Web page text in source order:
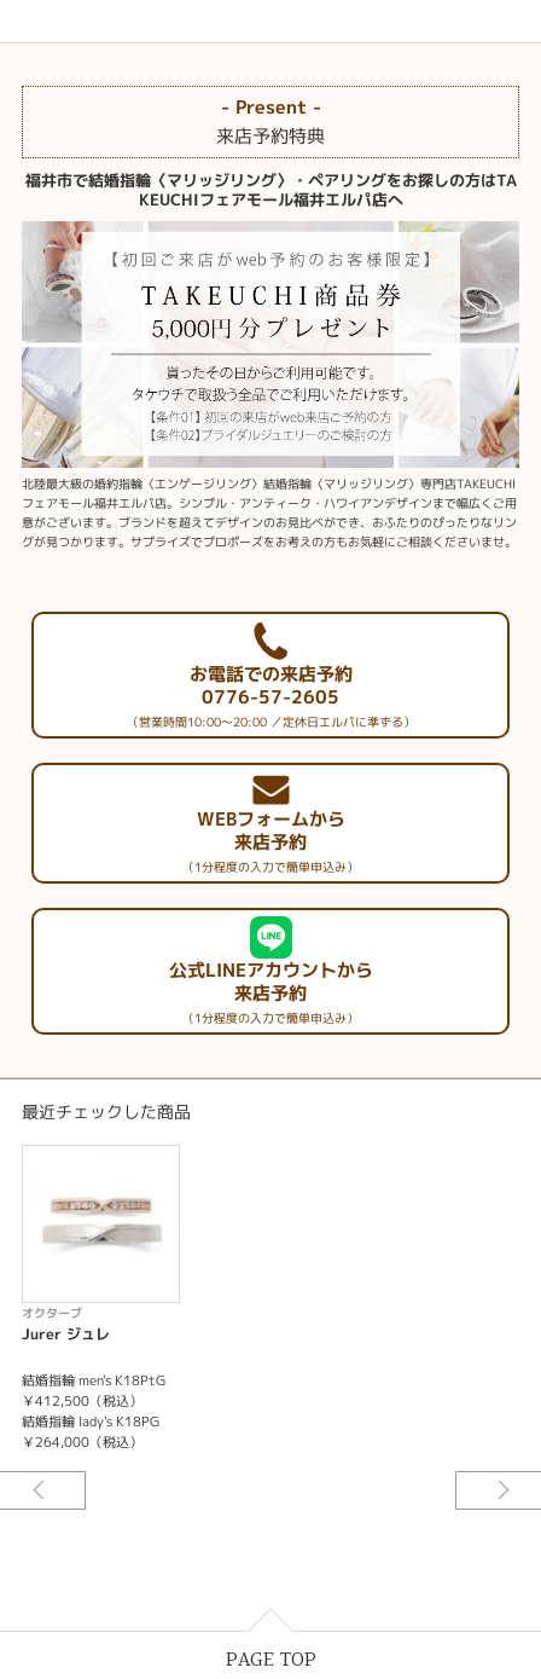
- Present -
来店予約特典
福井市で結婚指輪〈マリッジリング〉・ペアリングをお探しの方はTA
KEUCHIフェアモール福井エルパ店へ
北陸最大級の婚約指輪〈エンゲージリング〉結婚指輪〈マリッジリング〉専門店TAKEUCHI
フェアモール福井エルパ店。シンプル・アンティーク・ハワイアンデザインまで幅広くご用
意がございます。ブランドを超えてデザインのお見比べができ、おふたりのぴったりなリン
グが見つかります。サプライズでプロポーズをお考えの方もお気軽にご相談くださいませ。
お電話での来店予約
0776-57-2605
（営業時間10:00～20:00 ／定休日エルパに準ずる）
WEBフォームから
来店予約
（1分程度の入力で簡単申込み）
公式LINEアカウントから
来店予約
（1分程度の入力で簡単申込み）
最近チェックした商品
オクターブ
Jurer ジュレ
結婚指輪 men's K18PtG
￥412,500（税込）
結婚指輪 lady's K18PG
￥264,000（税込）
PAGE TOP